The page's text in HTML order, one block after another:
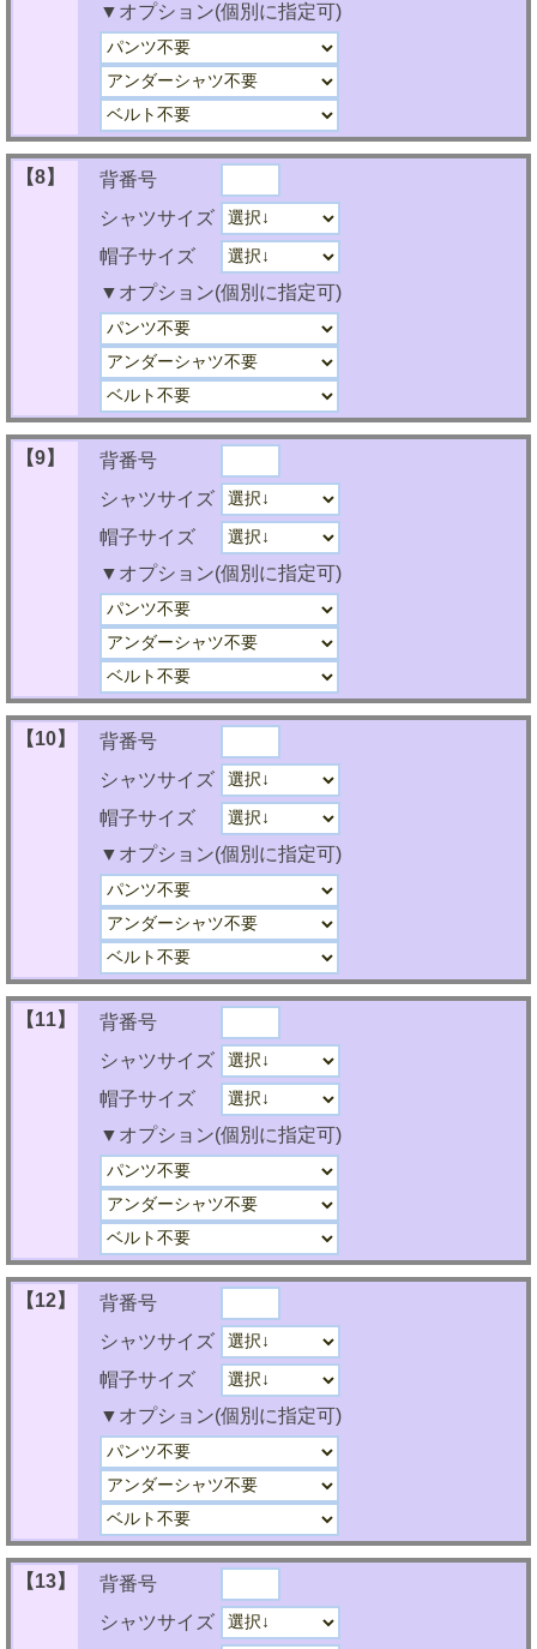
▼オプション(個別に指定可)
【8】
背番号
シャツサイズ
帽子サイズ
▼オプション(個別に指定可)
【9】
背番号
シャツサイズ
帽子サイズ
▼オプション(個別に指定可)
【10】
背番号
シャツサイズ
帽子サイズ
▼オプション(個別に指定可)
【11】
背番号
シャツサイズ
帽子サイズ
▼オプション(個別に指定可)
【12】
背番号
シャツサイズ
帽子サイズ
▼オプション(個別に指定可)
【13】
背番号
シャツサイズ